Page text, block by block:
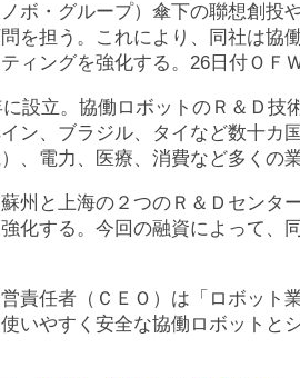
ボ・グループ）傘下の聯想創投
を担う。これにより、同社は協
ィングを強化する。26日付ＯＦ
設立。協働ロボットのＲ＆Ｄ
ン、ブラジル、タイなど数十カ
、電力、医療、消費など多くの
州と上海の２つのＲ＆Ｄセンタ
化する。今回の融資によって、
責任者（ＣＥＯ）は「ロボット
いやすく安全な協働ロボットと